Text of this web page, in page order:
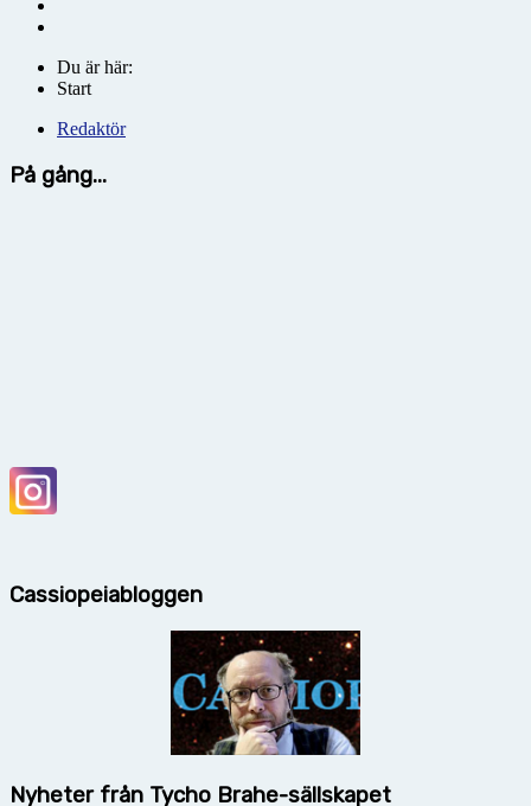
Du är här:
Start
Redaktör
På gång...
Cassiopeiabloggen
Nyheter från Tycho Brahe-sällskapet